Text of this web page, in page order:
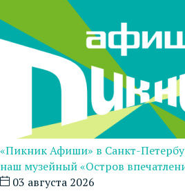
«Пикник Афиши» в Санкт-
наш музейный «Остров
03 августа 2026